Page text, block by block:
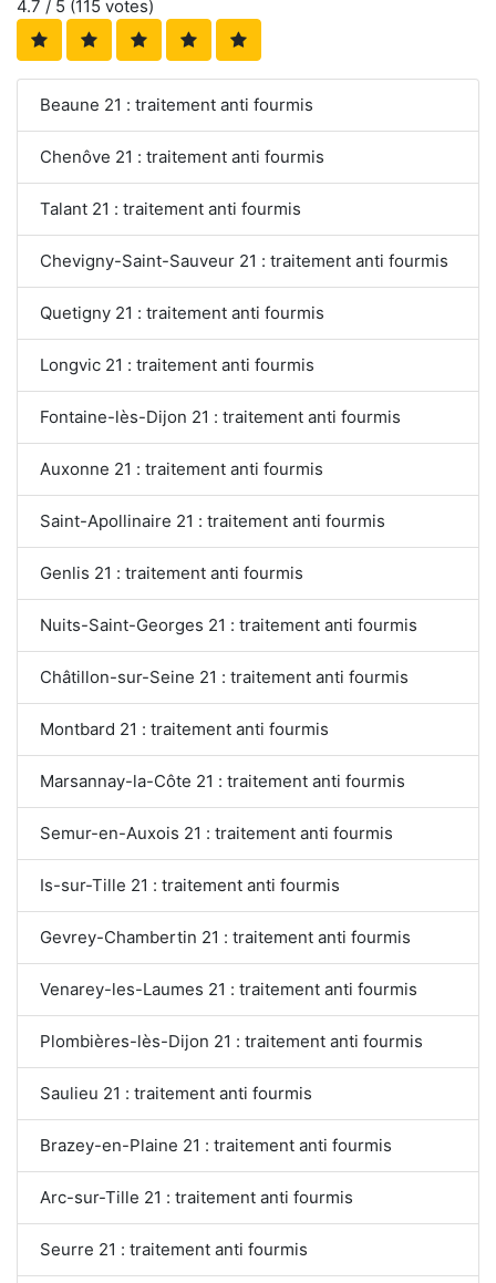
4.7 / 5 (115 votes)
Beaune 21 : traitement anti fourmis
Chenôve 21 : traitement anti fourmis
Talant 21 : traitement anti fourmis
Chevigny-Saint-Sauveur 21 : traitement anti fourmis
Quetigny 21 : traitement anti fourmis
Longvic 21 : traitement anti fourmis
Fontaine-lès-Dijon 21 : traitement anti fourmis
Auxonne 21 : traitement anti fourmis
Saint-Apollinaire 21 : traitement anti fourmis
Genlis 21 : traitement anti fourmis
Nuits-Saint-Georges 21 : traitement anti fourmis
Châtillon-sur-Seine 21 : traitement anti fourmis
Montbard 21 : traitement anti fourmis
Marsannay-la-Côte 21 : traitement anti fourmis
Semur-en-Auxois 21 : traitement anti fourmis
Is-sur-Tille 21 : traitement anti fourmis
Gevrey-Chambertin 21 : traitement anti fourmis
Venarey-les-Laumes 21 : traitement anti fourmis
Plombières-lès-Dijon 21 : traitement anti fourmis
Saulieu 21 : traitement anti fourmis
Brazey-en-Plaine 21 : traitement anti fourmis
Arc-sur-Tille 21 : traitement anti fourmis
Seurre 21 : traitement anti fourmis